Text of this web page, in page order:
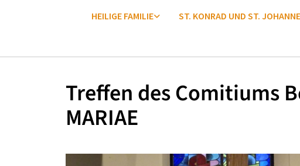
HEILIGE FAMILIE ST. KONRAD UND ST.
Treffen des Comitiums
MARIAE